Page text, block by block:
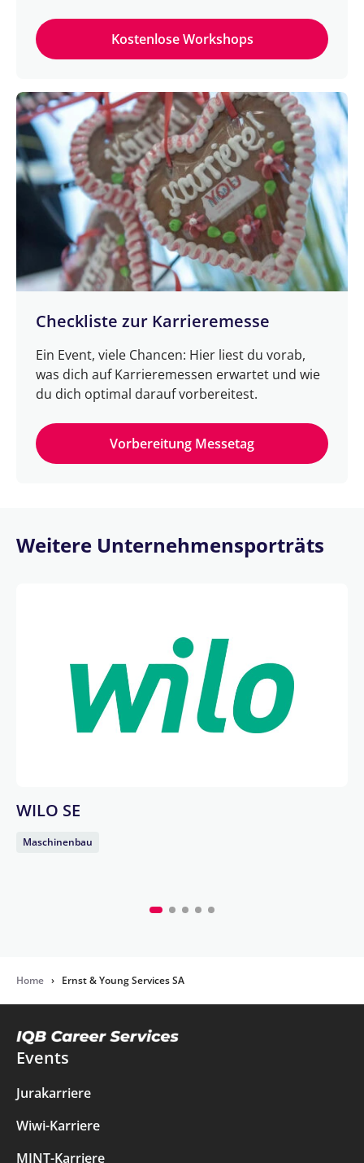
Kostenlose Workshops
Checkliste zur Karrieremesse
Ein Event, viele Chancen: Hier liest du vorab,
was dich auf Karrieremessen erwartet und wie
du dich optimal darauf vorbereitest.
Vorbereitung Messetag
Weitere Unternehmensporträts
WILO SE
Maschinenbau
Home › Ernst & Young Services SA
Events
Jurakarriere
Wiwi-Karriere
MINT-Karriere